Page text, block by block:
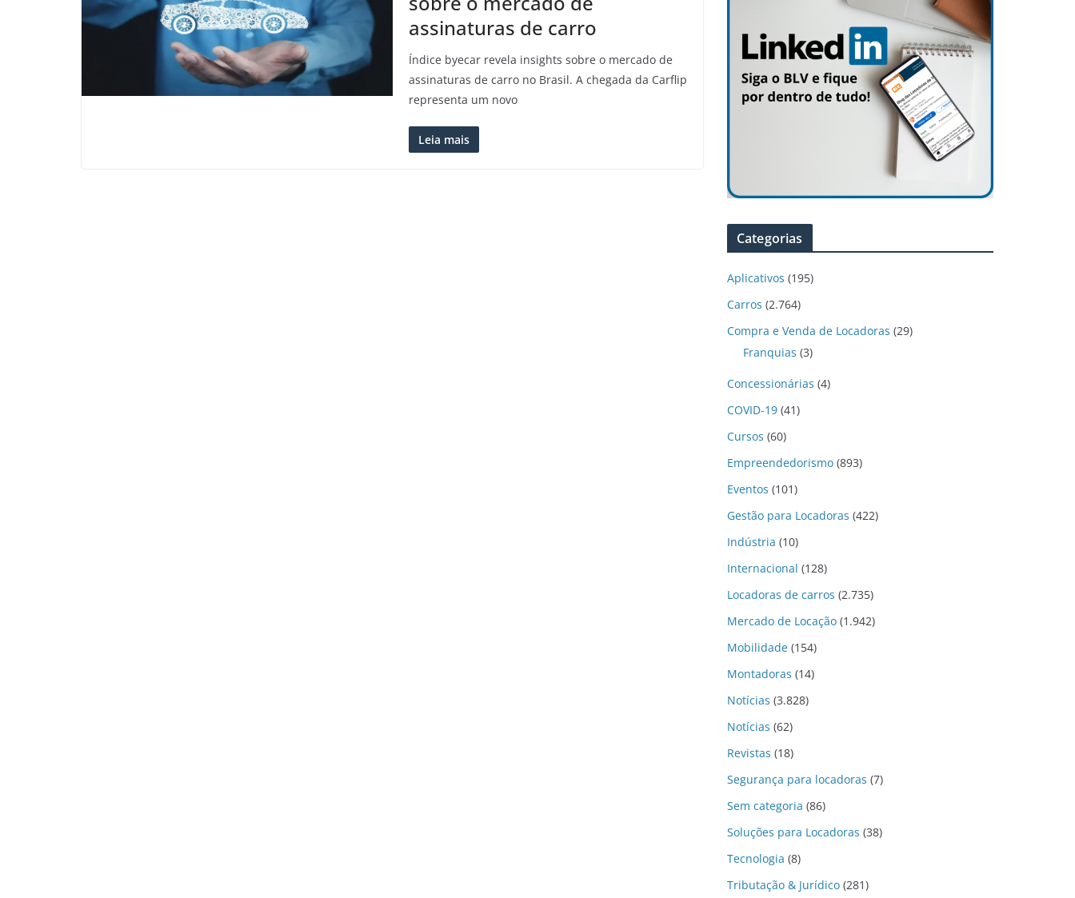
assinaturas de carro
Índice byecar revela insights sobre o mercado de
assinaturas de carro no Brasil. A chegada da Carflip
representa um novo
Leia mais
Categorias
Aplicativos (195)
Carros (2.764)
Compra e Venda de Locadoras (29)
Franquias (3)
Concessionárias (4)
COVID-19 (41)
Cursos (60)
Empreendedorismo (893)
Eventos (101)
Gestão para Locadoras (422)
Indústria (10)
Internacional (128)
Locadoras de carros (2.735)
Mercado de Locação (1.942)
Mobilidade (154)
Montadoras (14)
Notícias (3.828)
Notícias (62)
Revistas (18)
Segurança para locadoras (7)
Sem categoria (86)
Soluções para Locadoras (38)
Tecnologia (8)
Tributação & Jurídico (281)